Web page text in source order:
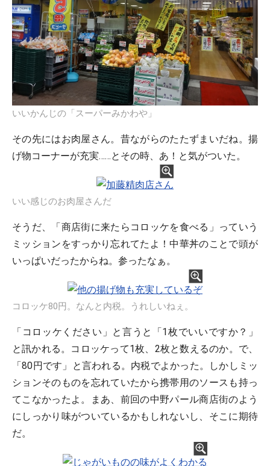
いいかんじの「スーパーみかわや」
その先にはお肉屋さん。昔ながらのたたずまいだね。揚
げ物コーナーが充実……とその時、あ！と気がついた。
いい感じのお肉屋さんだ
そうだ、「商店街に来たらコロッケを食べる」っていう
ミッションをすっかり忘れてたよ！中華丼のことで頭が
いっぱいだったからね。参ったなぁ。
コロッケ80円。なんと内税。うれしいねぇ。
「コロッケください」と言うと「1枚でいいですか？」
と訊かれる。コロッケって1枚、2枚と数えるのか。で、
「80円です」と言われる。内税でよかった。しかしミッ
ションそのものを忘れていたから携帯用のソースも持っ
てこなかったよ。まあ、前回の中野パール商店街のよう
にしっかり味がついているかもしれないし、そこに期待
だ。